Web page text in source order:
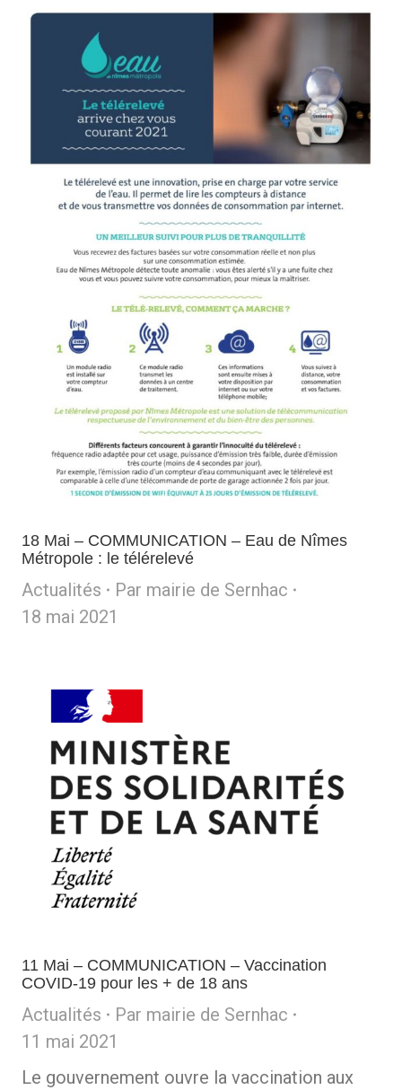
18 Mai – COMMUNICATION – Eau de Nîmes
Métropole : le télérelevé
Actualités Par mairie de Sernhac
18 mai 2021
11 Mai – COMMUNICATION – Vaccination
COVID-19 pour les + de 18 ans
Actualités Par mairie de Sernhac
11 mai 2021
Le gouvernement ouvre la vaccination aux